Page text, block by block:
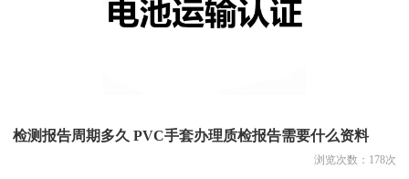
检测报告周期多久 PVC手套办理质检报告需要什么资料
浏览次数： 178次